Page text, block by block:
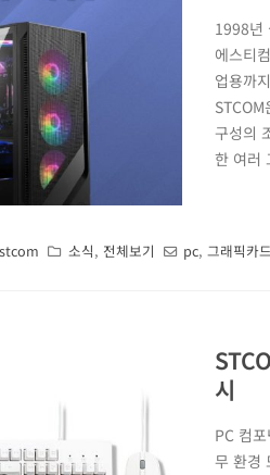
1998년
에스티
업용까
구성의
한 여러
stcom 소식, 전체보기 pc,그래픽카드
시
PC 컴
무 환경